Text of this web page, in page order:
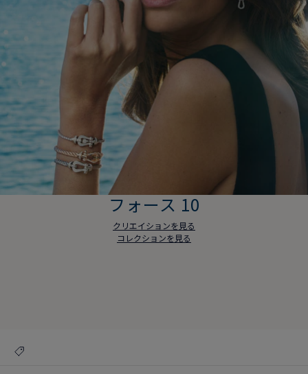
フォース 10
クリエイションを見る
コレクションを見る